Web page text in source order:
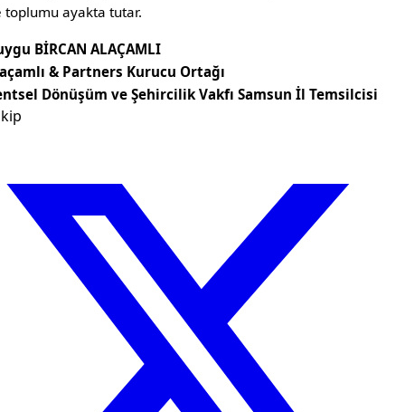
toplumu ayakta tutar.
BİRCAN ALAÇAMLI
& Partners Kurucu Ortağı
Dönüşüm ve Şehircilik Vakfı Samsun İl Temsilcisi